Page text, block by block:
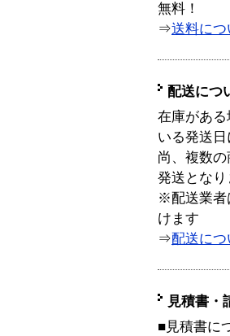
無料！
⇒送料につ
配送につ
在庫があ
いる発送
尚、複数
発送となり
※配送業者
けます
⇒配送に
見積書・
■見積書に